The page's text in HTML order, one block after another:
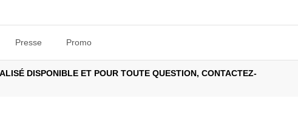
Presse Promo
DISPONIBLE ET POUR TOUTE QUESTION, CONTACTEZ-